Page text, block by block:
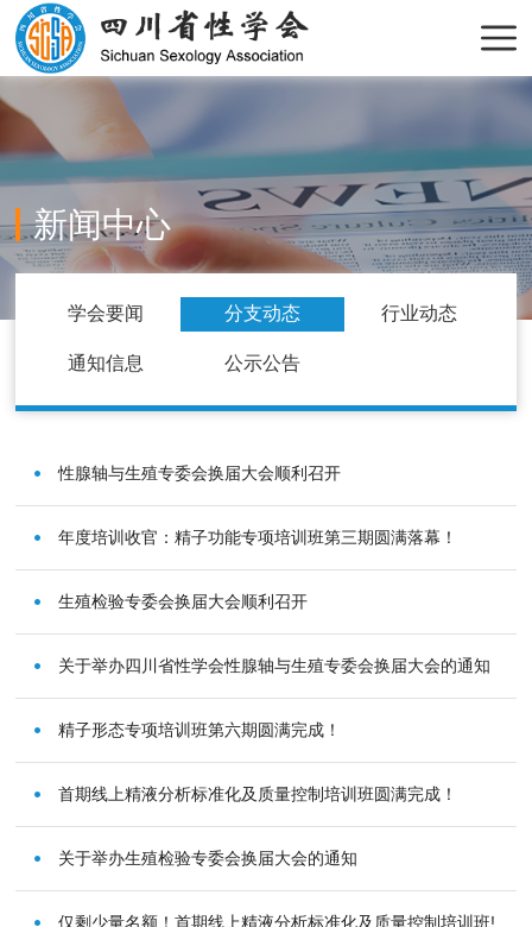
新闻中心
学会要闻 分支动态 行业动态
通知信息 公示公告
性腺轴与生殖专委会换届大会顺利召开
年度培训收官：精子功能专项培训班第三期圆满落幕！
生殖检验专委会换届大会顺利召开
关于举办四川省性学会性腺轴与生殖专委会换届大会的通知
精子形态专项培训班第六期圆满完成！
首期线上精液分析标准化及质量控制培训班圆满完成！
关于举办生殖检验专委会换届大会的通知
仅剩少量名额！首期线上精液分析标准化及质量控制培训班!